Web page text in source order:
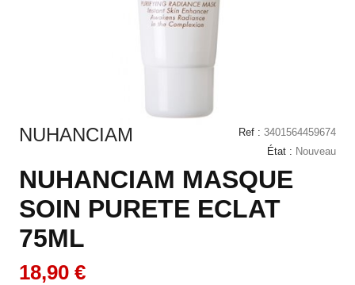
NUHANCIAM Ref : 3401564459674
État : Nouveau
NUHANCIAM MASQUE
SOIN PURETE ECLAT
75ML
18,90 €